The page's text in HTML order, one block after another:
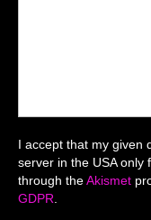
Décors studio /
I accept that my given
server in the USA only
through theAkismet
GDPR.